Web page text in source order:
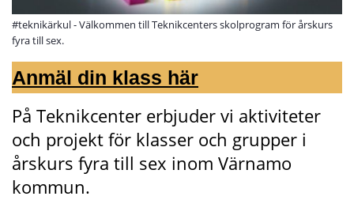
#teknikärkul - Välkommen till Teknikcenters skolprogram för årskurs
fyra till sex.
Anmäl din klass här
På Teknikcenter erbjuder vi aktiviteter
och projekt för klasser och grupper i
årskurs fyra till sex inom Värnamo
kommun.